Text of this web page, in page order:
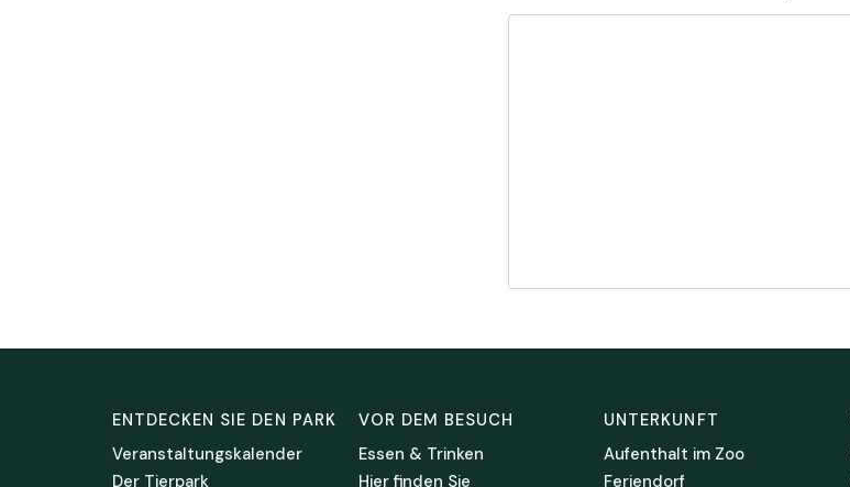
ENTDECKEN SIE DEN PARK
Veranstaltungskalender
Der Tierpark
VOR DEM BESUCH
Essen & Trinken
Hier finden Sie
UNTERKUNFT
Aufenthalt im Zoo
Feriendorf